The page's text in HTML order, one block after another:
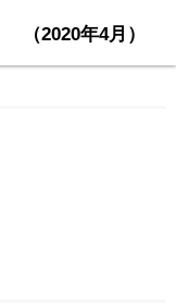
（2020年4月）